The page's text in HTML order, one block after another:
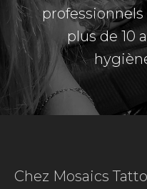
plus de 10
Chez Mosaics